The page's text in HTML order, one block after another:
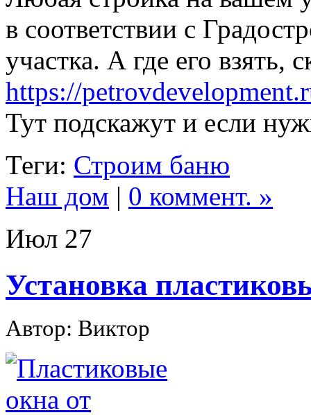
в соответствии с
участка. А где его взять,
https://
Тут подскажут и если
Теги: Строим баню
Наш дом | 0 коммент. »
Июл 27
Установка
Автор: Виктор